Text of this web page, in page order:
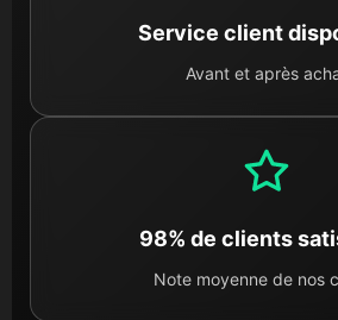
Service client
Avant et après
98% de clients
Note moyenne de nos